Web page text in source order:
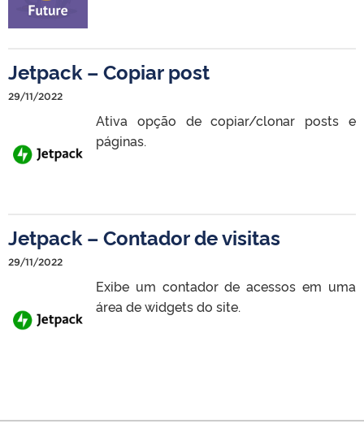
Jetpack – Copiar post
29/11/2022
Ativa opção de copiar/clonar posts e
páginas.
Jetpack – Contador de visitas
29/11/2022
Exibe um contador de acessos em uma
área de widgets do site.